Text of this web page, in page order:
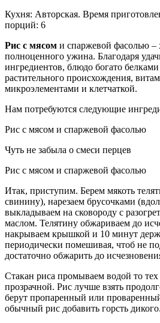
Кухня: Авторская. Время
порций: 6
Рис с мясом и спаржевой фасолью –
полноценного ужина. Благодаря
ингредиентов, блюдо богато
растительного происхождения,
микроэлементами и клетчаткой.
Нам потребуются следующие
Рис с мясом и спаржевой фасолью
Чуть не забыла о смеси перцев
Рис с мясом и спаржевой фасолью
Итак, приступим. Берем мякоть
свинину), нарезаем брусочками
выкладываем на сковороду с
маслом. Телятину обжариваем до
накрываем крышкой и 10 минут
периодически помешивая, чтоб не
достаточно обжарить до
Стакан риса промываем водой то тех
прозрачной. Рис лучше взять
берут пропаренный или
обычный рис добавить горсть дикого.